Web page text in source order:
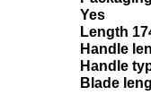
Yes
Length
Handle
Handle
Blade